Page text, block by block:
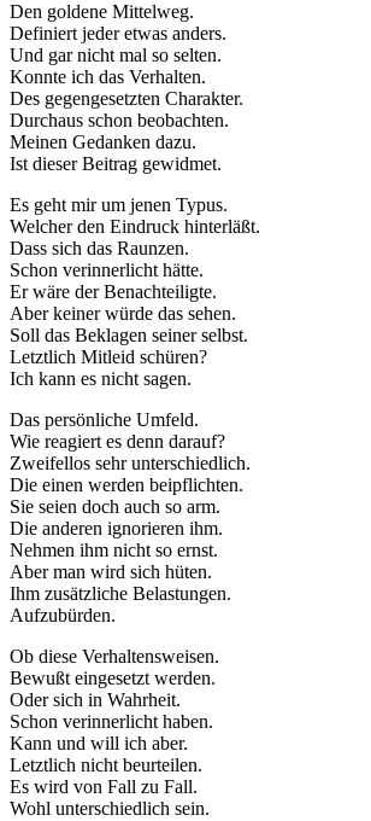
Den goldene Mittelweg.
Definiert jeder etwas anders.
Und gar nicht mal so selten.
Konnte ich das Verhalten.
Des gegengesetzten Charakter.
Durchaus schon beobachten.
Meinen Gedanken dazu.
Ist dieser Beitrag gewidmet.
Es geht mir um jenen Typus.
Welcher den Eindruck hinterläßt.
Dass sich das Raunzen.
Schon verinnerlicht hätte.
Er wäre der Benachteiligte.
Aber keiner würde das sehen.
Soll das Beklagen seiner selbst.
Letztlich Mitleid schüren?
Ich kann es nicht sagen.
Das persönliche Umfeld.
Wie reagiert es denn darauf?
Zweifellos sehr unterschiedlich.
Die einen werden beipflichten.
Sie seien doch auch so arm.
Die anderen ignorieren ihm.
Nehmen ihm nicht so ernst.
Aber man wird sich hüten.
Ihm zusätzliche Belastungen.
Aufzubürden.
Ob diese Verhaltensweisen.
Bewußt eingesetzt werden.
Oder sich in Wahrheit.
Schon verinnerlicht haben.
Kann und will ich aber.
Letztlich nicht beurteilen.
Es wird von Fall zu Fall.
Wohl unterschiedlich sein.